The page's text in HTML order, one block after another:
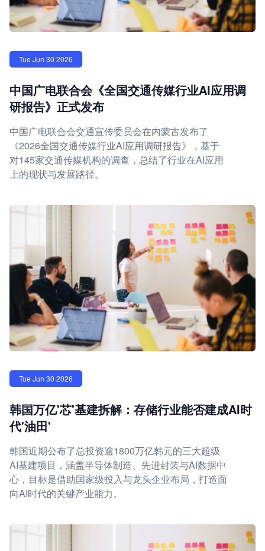
Tue Jun 30 2026
中国广电联合会《全国交通传媒行业AI应用调
研报告》正式发布
中国广电联合会交通宣传委员会在内蒙古发布了
《2026全国交通传媒行业AI应用调研报告》，基于
对145家交通传媒机构的调查，总结了行业在AI应用
上的现状与发展路径。
Tue Jun 30 2026
韩国万亿'芯'基建拆解：存储行业能否建成AI时
代'油田'
韩国近期公布了总投资逾1800万亿韩元的三大超级
AI基建项目，涵盖半导体制造、先进封装与AI数据中
心，目标是借助国家级投入与龙头企业布局，打造面
向AI时代的关键产业能力。